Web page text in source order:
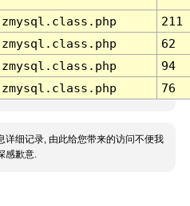
211
62
94
76
详细记录, 由此给您带来的访问不便我
感歉意.